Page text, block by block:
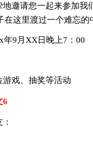
地邀请您一起来参加我
这里渡过一个难忘的
年9月XX日晚上7：00
戏、抽奖等活动
6